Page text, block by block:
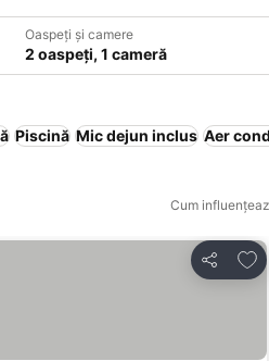
Oaspeți și camere
2 oaspeți, 1 cameră
Piscină Mic dejun inclus Aer
Cum
Distribuiți